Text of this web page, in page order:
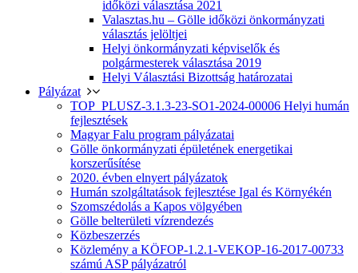
időközi választása 2021
Valasztas.hu – Gölle időközi önkormányzati
választás jelöltjei
Helyi önkormányzati képviselők és
polgármesterek választása 2019
Helyi Választási Bizottság határozatai
Pályázat
TOP_PLUSZ-3.1.3-23-SO1-2024-00006 Helyi humán
fejlesztések
Magyar Falu program pályázatai
Gölle önkormányzati épületének energetikai
korszerűsítése
2020. évben elnyert pályázatok
Humán szolgáltatások fejlesztése Igal és Környékén
Szomszédolás a Kapos völgyében
Gölle belterületi vízrendezés
Közbeszerzés
Közlemény a KÖFOP-1.2.1-VEKOP-16-2017-00733
számú ASP pályázatról